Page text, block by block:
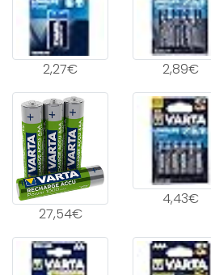
2,27€ 2,89€
27,54€
4,43€